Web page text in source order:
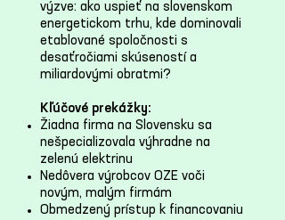
výzve: ako uspieť na slovenskom
energetickom trhu, kde dominovali
etablované spoločnosti s
desaťročiami skúseností a
miliardovými obratmi?
Kľúčové prekážky:
Žiadna firma na Slovensku sa
nešpecializovala výhradne na
zelenú elektrinu
Nedôvera výrobcov OZE voči
novým, malým firmám
Obmedzený prístup k financovaniu